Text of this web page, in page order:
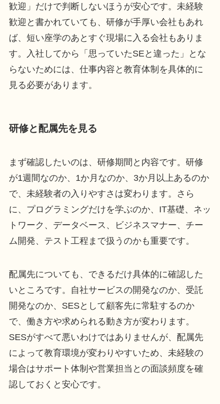
歓迎」だけで判断しないほうが安心です。未経験
歓迎と書かれていても、研修が手厚い会社もあれ
ば、短い座学のあとすぐ現場に入る会社もありま
す。入社してから「思っていたSEと違った」とな
らないためには、仕事内容と教育体制を具体的に
見る必要があります。
研修と配属先を見る
まず確認したいのは、研修期間と内容です。研修
が1週間なのか、1か月なのか、3か月以上あるのか
で、未経験者の入りやすさは変わります。さら
に、プログラミングだけを学ぶのか、IT基礎、ネッ
トワーク、データベース、ビジネスマナー、チー
ム開発、テスト工程まで扱うのかも重要です。
配属先についても、できるだけ具体的に確認した
いところです。自社サービスの開発なのか、受託
開発なのか、SESとして顧客先に常駐するのか
で、働き方や求められる動き方が変わります。
SESがすべて悪いわけではありませんが、配属先
によって教育環境が変わりやすいため、未経験の
場合はサポート体制や営業担当との面談頻度を確
認しておくと安心です。